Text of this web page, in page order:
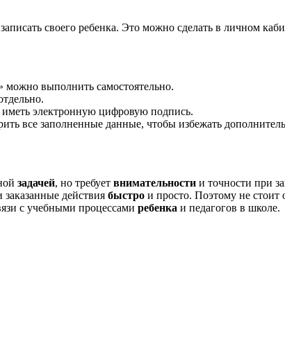
своего ребенка. Это можно сделать в личном
выполнить самостоятельно.
электронную цифровую подпись.
все заполненные данные, чтобы избежать
задачей, но требует внимательности и точности при
действия быстро и просто. Поэтому не стоит
с учебными процессами ребенка и педагогов в школе.